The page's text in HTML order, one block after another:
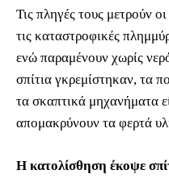
Τις πληγές τους μετρούν
τις καταστροφικές
ενώ παραμένουν χωρίς
σπίτια γκρεμίστηκαν, τα
τα σκαπτικά μηχανήματα
απομακρύνουν τα φερτά
Η κατολίσθηση έκοψε